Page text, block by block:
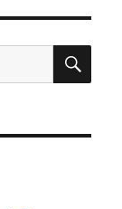
検